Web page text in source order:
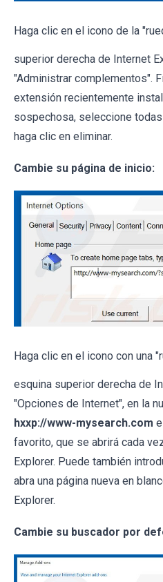
Haga clic en el icono de la
superior derecha de Internet
"Administrar complementos".
extensión recientemente
sospechosa, seleccione
haga clic en eliminar.
Cambie su página de inicio:
Haga clic en el icono con una
esquina superior derecha de
"Opciones de Internet", en la
hxxp://www-mysearch.com
favorito, que se abrirá cada
Explorer. Puede también
abra una página nueva en
Explorer.
Cambie su buscador por